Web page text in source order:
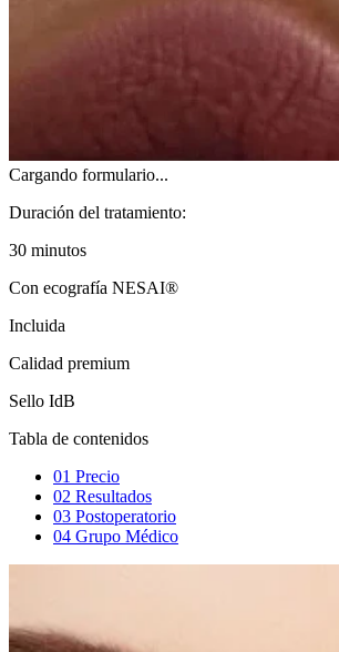
Cargando formulario...
Duración del tratamiento:
30 minutos
Con ecografía NESAI®
Incluida
Calidad premium
Sello IdB
Tabla de contenidos
01 Precio
02 Resultados
03 Postoperatorio
04 Grupo Médico